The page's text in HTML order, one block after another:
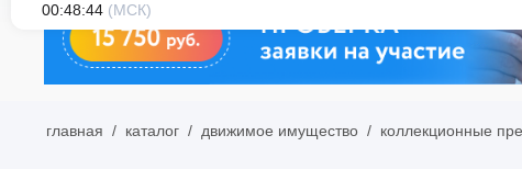
00:48:44 (МСК)
главная / каталог / движимое имущество / коллекционные